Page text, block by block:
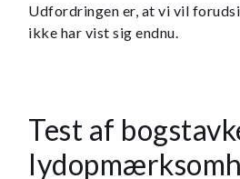
Udfordringen er, at vi vil
ikke har vist sig endnu.
Test af